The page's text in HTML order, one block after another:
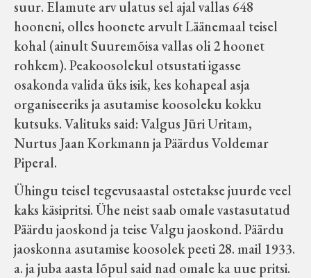
suur. Elamute arv ulatus sel ajal vallas 648
hooneni, olles hoonete arvult Läänemaal teisel
kohal (ainult Suuremõisa vallas oli 2 hoonet
rohkem). Peakoosolekul otsustati igasse
osakonda valida üks isik, kes kohapeal asja
organiseeriks ja asutamise koosoleku kokku
kutsuks. Valituks said: Valgus Jüri Uritam,
Nurtus Jaan Korkmann ja Päärdus Voldemar
Piperal.
Ühingu teisel tegevusaastal ostetakse juurde veel
kaks käsipritsi. Ühe neist saab omale vastasutatud
Päärdu jaoskond ja teise Valgu jaoskond. Päärdu
jaoskonna asutamise koosolek peeti 28. mail 1933.
a. ja juba aasta lõpul said nad omale ka uue pritsi.